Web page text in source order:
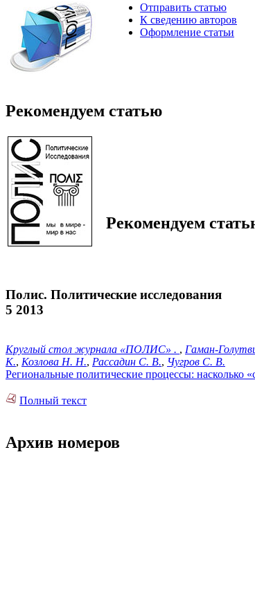
Отправить статью
К сведению авторов
Оформление статьи
Рекомендуем статью
Рекомендуем
Полис. Политические исследования
5 2013
Круглый стол журнала «ПОЛИС» . , Гаман-
К., Козлова Н. Н., Рассадин С. В., Чугров С. В.
Региональные политические процессы: насколько
Полный текст
Архив номеров